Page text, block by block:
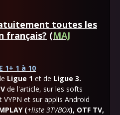
toutes les
français? (MAJ
1+ 1 à 10
Ligue 1 et de Ligue 3.
de l'article, sur les softs
VYPN et sur applis Android
(+liste 3TVBOX), OTF TV,